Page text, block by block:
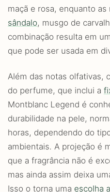
maçã e rosa, enquanto
sândalo, musgo de
combinação resulta em
que pode ser usada em
Além das notas olfativas,
do perfume, que inclui a
Montblanc Legend é
durabilidade na pele,
horas, dependendo do
ambientais. A projeção é
que a fragrância não é
mas ainda assim deixa
Isso o torna uma escolha